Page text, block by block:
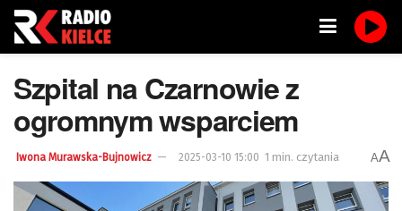
Szpital na Czarnowie z
ogromnym wsparciem
Iwona Murawska-Bujnowicz 2025-03-10 15:00 1 min. czytania AA